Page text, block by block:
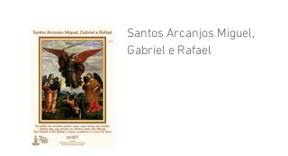
Santos Arcanjos Miguel,
Gabriel e Rafael